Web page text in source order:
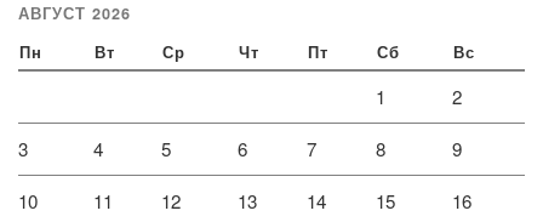
АВГУСТ 2026
Пн Вт Ср Чт Пт Сб Вс
1 2
3 4 5 6 7 8 9
10 11 12 13 14 15 16